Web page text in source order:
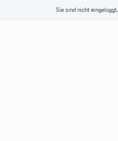
Sie sind nicht eingeloggt.